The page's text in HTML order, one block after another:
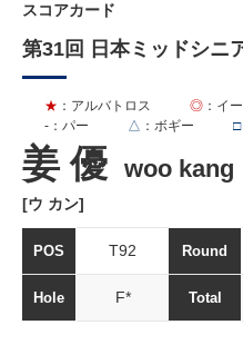
スコアカード
第31回 日本ミッドシニ
姜 優 woo kang
[ウ カン]
★ ：アルバトロス ◎ ：イ
- ：パー △ ：ボギー □
POS T92 Round
Hole F* Total